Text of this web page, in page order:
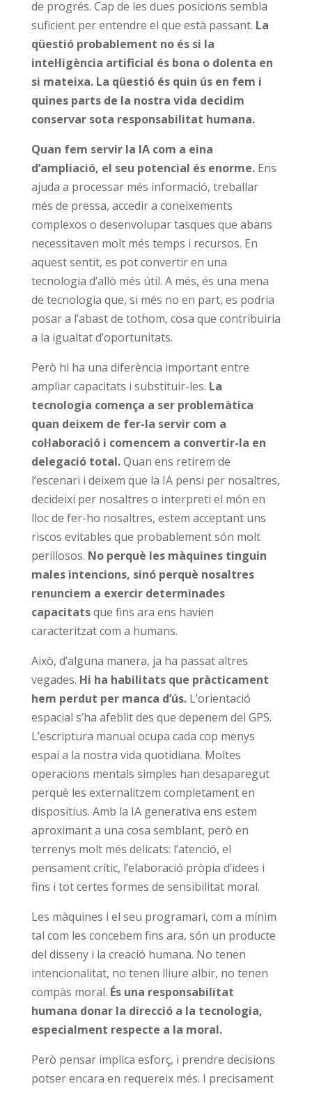
de progrés. Cap de les dues posicions sembla
suficient per entendre el que està passant. La
qüestió probablement no és si la
intel·ligència artificial és bona o dolenta en
si mateixa. La qüestió és quin ús en fem i
quines parts de la nostra vida decidim
conservar sota responsabilitat humana.
Quan fem servir la IA com a eina
d’ampliació, el seu potencial és enorme. Ens
ajuda a processar més informació, treballar
més de pressa, accedir a coneixements
complexos o desenvolupar tasques que abans
necessitaven molt més temps i recursos. En
aquest sentit, es pot convertir en una
tecnologia d’allò més útil. A més, és una mena
de tecnologia que, si més no en part, es podria
posar a l’abast de tothom, cosa que contribuiria
a la igualtat d’oportunitats.
Però hi ha una diferència important entre
ampliar capacitats i substituir-les. La
tecnologia comença a ser problemàtica
quan deixem de fer-la servir com a
col·laboració i comencem a convertir-la en
delegació total.Quan ens retirem de
l’escenari i deixem que la IA pensi per nosaltres,
decideixi per nosaltres o interpreti el món en
lloc de fer-ho nosaltres, estem acceptant uns
riscos evitables que probablement són molt
perillosos. No perquè les màquines tinguin
males intencions, sinó perquè nosaltres
renunciem a exercir determinades
capacitatsque fins ara ens havien
caracteritzat com a humans.
Això, d’alguna manera, ja ha passat altres
vegades. Hi ha habilitats que pràcticament
hem perdut per manca d’ús. L’orientació
espacial s’ha afeblit des que depenem del GPS.
L’escriptura manual ocupa cada cop menys
espai a la nostra vida quotidiana. Moltes
operacions mentals simples han desaparegut
perquè les externalitzem completament en
dispositius. Amb la IA generativa ens estem
aproximant a una cosa semblant, però en
terrenys molt més delicats: l’atenció, el
pensament crític, l’elaboració pròpia d’idees i
fins i tot certes formes de sensibilitat moral.
Les màquines i el seu programari, com a mínim
tal com les concebem fins ara, són un producte
del disseny i la creació humana. No tenen
intencionalitat, no tenen lliure albir, no tenen
compàs moral. És una responsabilitat
humana donar la direcció a la tecnologia,
especialment respecte a la moral.
Però pensar implica esforç, i prendre decisions
potser encara en requereix més. I precisament